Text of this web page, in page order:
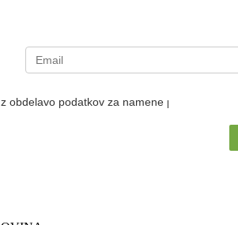
obdelavo podatkov za namene pošiljanja e-